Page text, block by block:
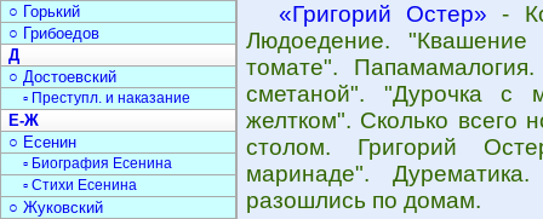
«Григорий Остер» -
Людоедение. "Квашение
томате".
сметаной". "Дурочка с
желтком". Сколько всего
столом. Григорий
маринаде".
разошлись по домам.
○ Горький
○ Грибоедов
Д
○ Достоевский
▫ Преступл. и наказание
Е-Ж
○ Есенин
▫ Биография Есенина
▫ Стихи Есенина
○ Жуковский